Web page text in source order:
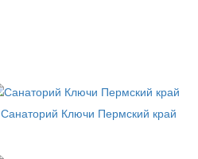
Санаторий Ключи Пермский край